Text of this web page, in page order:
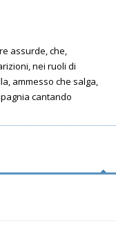
assurde, che,
nei ruoli di
ammesso che salga,
cantando